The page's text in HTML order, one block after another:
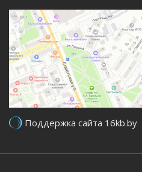
Поддержка сайта 16kb.by